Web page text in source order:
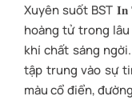
Xuyên suốt BST
hoàng tử trong
khí chất sáng
tập trung vào sự
màu cổ điển,